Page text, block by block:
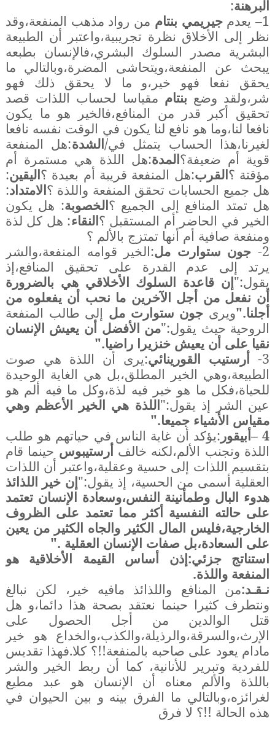
البرهنة:
1– يعدم
جيريمي بنتام من رواد مذهب المنفعة،وقد
نظر إلى الأخلاق نظرة تجريبية،واعتبر أن الطبيعة
البشرية مصدر السلوك البشري،فالإنسان بطبعه
يبحث عن المنفعة،ويتحاشى المضرة،وبالتالي ما
يحقق نفعا فهو خير،و ما لا يحقق ذلك فهو
شر،ولقد وضع بنتام مقياسا لحساب اللذات قصد
تحقيق أكبر قدر من المنافع،فالخير هو ما يكون
نافعا لنا،وما هو نافع لنا يكون في الوقت نفسه نافعا
لغيرنا،هذا الحساب يتمثل في/الشدة:هل المنفعة
قوية أم ضعيفة؟المدة:هل اللذة هي مستمرة أم
مؤقتة ؟القرب:هل المنفعة قريبة أم بعيدة ؟اليقين:
هل جميع الحسابات تحقق المنفعة واللذة ؟الامتداد:
هل تمتد المنافع إلى الجميع ؟الخصوبة: هل يكون
الخير في الحاضر أم المستقبل ؟النقاء: هل كل لذة
ومنفعة صافية أم أنها تمتزج بالألم ؟
2-
جون ستوارت مل:الخير قوامه المنفعة،والشر
يرتد إلى عدم القدرة على تحقيق المنافع،إذ
يقول:"إن قاعدة السلوك الأخلاقي هي بالضرورة
أن نفعل من أجل الآخرين ما نحب أن يفعلوه من
أجلنا."ويرى جون ستوارت مل إلى طالب المنفعة
الروحية حيث يقول:"من الأفضل أن يعيش الإنسان
نقيا على أن يعيش خنزيرا راضيا."
3- أرستيب القورينائي:يرى أن اللذة هي صوت
الطبيعة،وهي الخير المطلق،بل هي الغاية الوحيدة
للحياة،فكل ما هو خير فيه لذة،وكل ما فيه ألم هو
عين الشر إذ يقول:"اللذة هي الخير الأعظم وهي
مقياس الأشياء جميعا."
4 –أبيقور
:يؤكد أن غاية الناس في حياتهم هو طلب
اللذة وتجنب الألم،لكنه خالفأرستيبوس حينما قام
بتقسيم اللذات إلى حسية وعقلية،واعتبر أن اللذات
العقلية أسمى من الحسية، إذ يقول:"إن خير اللذائذ
هدوء البال وطمأنينة النفس،وسعادة الإنسان تعتمد
على حالته النفسية أكثر مما تعتمد على الظروف
الخارجية،فليس المال الكثير والجاه الكثير من يعين
على السعادة،بل صفات الإنسان العقلية ."
استناتج جزئي:إذن أساس القيمة الأخلاقية هو
المنفعة واللذة.
نـقـد:من المنافع واللذائذ مافيه خير، لكن نبالغ
ونتطرف كثيرا حينما نعتقد بصحة هذا دائما،و هل
قتل الوالدين من أجل الحصول على
الإرث،والسرقة،والرذيلة،والكذب،والخداع هو خير
مادام يعود على صاحبه بالمنفعة!!؟ كلا.فهذا تقديس
للفردية وتبرير للأنانية، كما أن ربط الخير والشر
باللذة والألم معناه أن الإنسان هو عبد مطيع
لغرائزه،وبالتالي ما الفرق بينه و بين الحيوان في
هذه الحالة !!؟ لا فرق